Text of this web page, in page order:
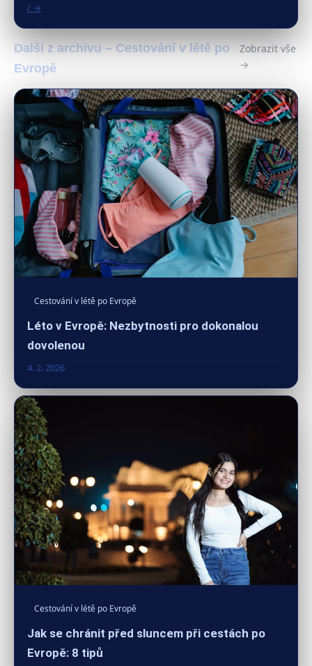
/ →
Další z archivu – Cestování v létě po
Evropě
Zobrazit vše
→
Cestování v létě po Evropě
Léto v Evropě: Nezbytnosti pro dokonalou
dovolenou
4. 2. 2026
Cestování v létě po Evropě
Jak se chránit před sluncem při cestách po
Evropě: 8 tipů